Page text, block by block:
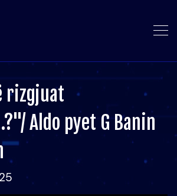
rizgjuat
Aldo pyet G Banin